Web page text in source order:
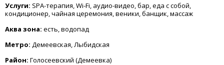
Услуги: SPA-терапия, Wi-Fi, аудио-видео, бар, еда с собой,
кондиционер, чайная церемония, веники, банщик, массаж
Аква зона: есть, водопад
Метро: Демеевская, Лыбидская
Район: Голосеевский (Демеевка)